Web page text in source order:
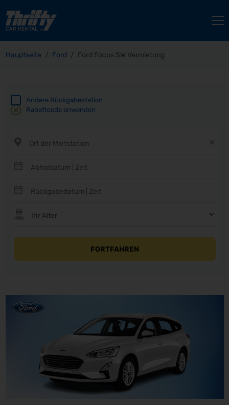
Hauptseite Ford Ford Focus SW Vermietung
Andere Rückgabestation
Rabattcode anwenden
FORTFAHREN